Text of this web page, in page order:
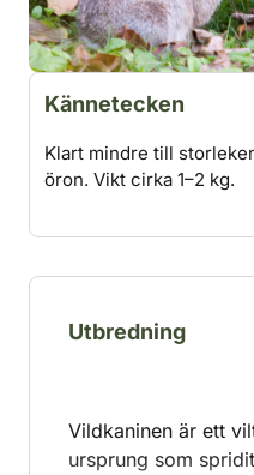
Kännetecken
Klart mindre till
öron. Vikt cirka 1–2 kg.
Utbredning
Vildkaninen är ett
ursprung som